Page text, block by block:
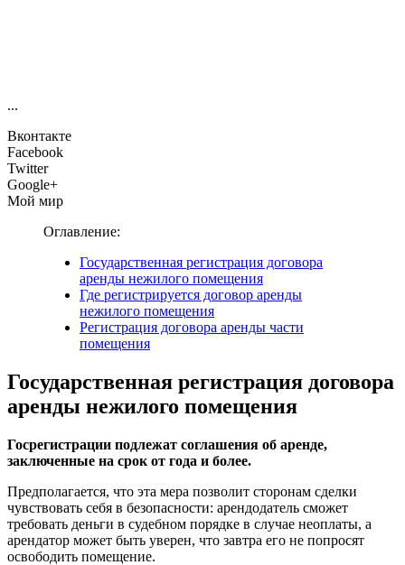
...
Вконтакте
Facebook
Twitter
Google+
Мой мир
Оглавление:
Государственная регистрация договора
аренды нежилого помещения
Где регистрируется договор аренды
нежилого помещения
Регистрация договора аренды части
помещения
Государственная регистрация договора
аренды нежилого помещения
Госрегистрации подлежат соглашения об аренде,
заключенные на срок от года и более.
Предполагается, что эта мера позволит сторонам сделки
чувствовать себя в безопасности: арендодатель сможет
требовать деньги в судебном порядке в случае неоплаты, а
арендатор может быть уверен, что завтра его не попросят
освободить помещение.